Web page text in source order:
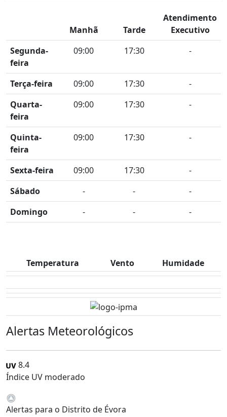
Manhã Tarde
Atendimento
Executivo
Segunda-
feira
09:00 17:30 -
Terça-feira 09:00 17:30
-
Quarta-
feira
09:00 17:30 -
Quinta-
feira
09:00 17:30 -
Sexta-feira 09:00 17:30
-
Sábado
- -
-
Domingo
- - -
Temperatura Vento Humidade
Alertas Meteorológicos
8.4
Índice UV moderado
Alertas para o Distrito de Évora